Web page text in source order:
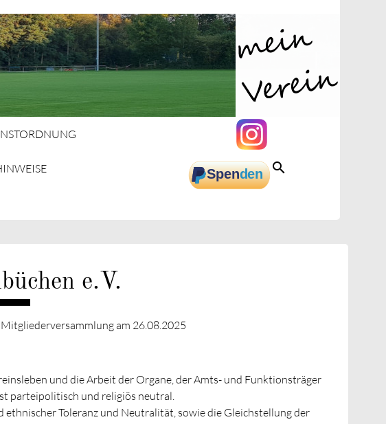
search
e.V.
am 26.08.2025
und die Arbeit der Organe, der Amts- und Funktionsträger
parteipolitisch und religiös neutral.
Toleranz und Neutralität, sowie die Gleichstellung der